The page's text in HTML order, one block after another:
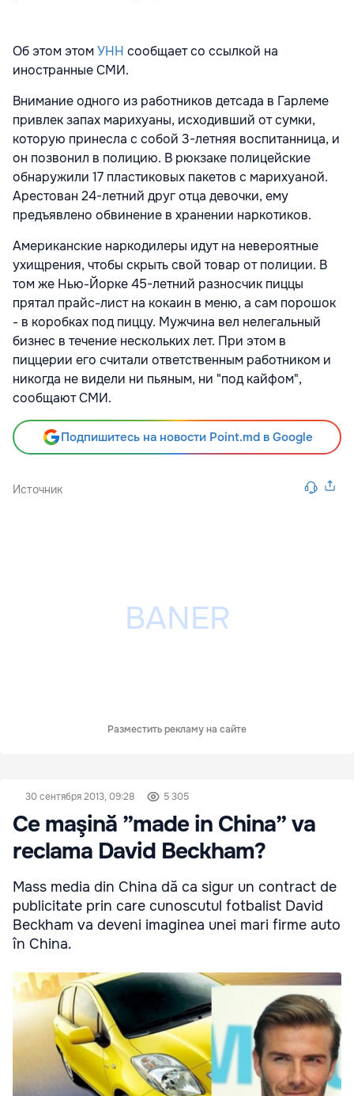
Об этом этомУНН сообщает со ссылкой на
иностранные СМИ.
Внимание одного из работников детсада в Гарлеме
привлек запах марихуаны, исходивший от сумки,
которую принесла с собой 3-летняя воспитанница, и
он позвонил в полицию. В рюкзаке полицейские
обнаружили 17 пластиковых пакетов с марихуаной.
Арестован 24-летний друг отца девочки, ему
предъявлено обвинение в хранении наркотиков.
Американские наркодилеры идут на невероятные
ухищрения, чтобы скрыть свой товар от полиции. В
том же Нью-Йорке 45-летний разносчик пиццы
прятал прайс-лист на кокаин в меню, а сам порошок
- в коробках под пиццу. Мужчина вел нелегальный
бизнес в течение нескольких лет. При этом в
пиццерии его считали ответственным работником и
никогда не видели ни пьяным, ни "под кайфом",
сообщают СМИ.
Подпишитесь на новости Point.md в Google
Источник
Разместить рекламу на сайте
30 сентября 2013, 09:28 5 305
Ce maşină ”made in China” va
reclama David Beckham?
Mass media din China dă ca sigur un contract de
publicitate prin care cunoscutul fotbalist David
Beckham va deveni imaginea unei mari firme auto
în China.